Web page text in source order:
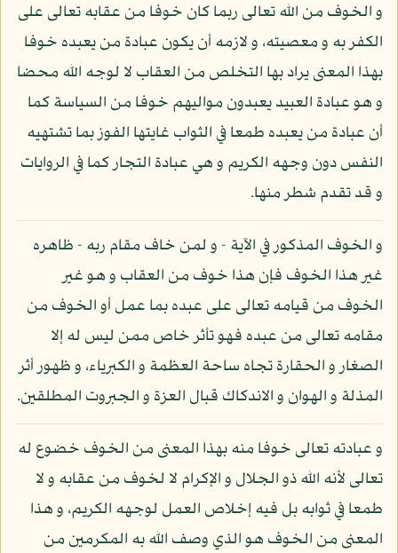
و الخوف من الله تعالى ربما كان خوفا من عقابه تعالى على
الكفر به و معصيته، و لازمه أن يكون عبادة من يعبده خوفا
بهذا المعنى يراد بها التخلص من العقاب لا لوجه الله محضا
و هو عبادة العبيد يعبدون مواليهم خوفا من السياسة كما
أن عبادة من يعبده طمعا في الثواب غايتها الفوز بما تشتهيه
النفس دون وجهه الكريم و هي عبادة التجار كما في الروايات
و قد تقدم شطر منها.
و الخوف المذكور في الآية - و لمن خاف مقام ربه - ظاهره
غير هذا الخوف فإن هذا خوف من العقاب و هو غير
الخوف من قيامه تعالى على عبده بما عمل أو الخوف من
مقامه تعالى من عبده فهو تأثر خاص ممن ليس له إلا
الصغار و الحقارة تجاه ساحة العظمة و الكبرياء، و ظهور أثر
المذلة و الهوان و الاندكاك قبال العزة و الجبروت المطلقين.
و عبادته تعالى خوفا منه بهذا المعنى من الخوف خضوع له
تعالى لأنه الله ذو الجلال و الإكرام لا لخوف من عقابه و لا
طمعا في ثوابه بل فيه إخلاص العمل لوجهه الكريم، و هذا
المعنى من الخوف هو الذي وصف الله به المكرمين من